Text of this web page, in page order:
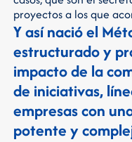
proyectos a los que
Y así nació el
estructurado y
impacto de la
de iniciativas,
empresas con
potente y